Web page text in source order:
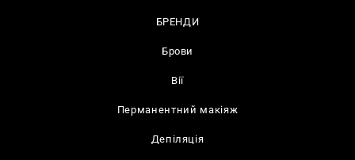
БРЕНДИ
Брови
Вії
Перманентний макіяж
Депіляція